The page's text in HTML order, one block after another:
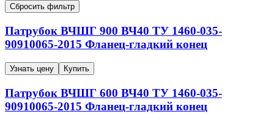
Сбросить фильтр
Патрубок ВЧШГ 900 ВЧ40 ТУ 1460-035-
90910065-2015 Фланец-гладкий конец
Узнать цену Купить
Патрубок ВЧШГ 600 ВЧ40 ТУ 1460-035-
90910065-2015 Фланец-гладкий конец